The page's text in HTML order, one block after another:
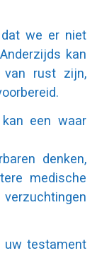
we er niet
kan
van rust zijn,
een waar
denken,
medische
uw testament